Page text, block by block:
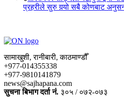
प्रहरीले सुरु गर्‍यो सबै कोणबाट
सामाखुशी, रानीबारी, काठमाण्डौँ
+977-014355338
+977-9810141879
news@sajhapana.com
सुचना बिभाग दर्ता नं. ३०५ / ०७२-०७३